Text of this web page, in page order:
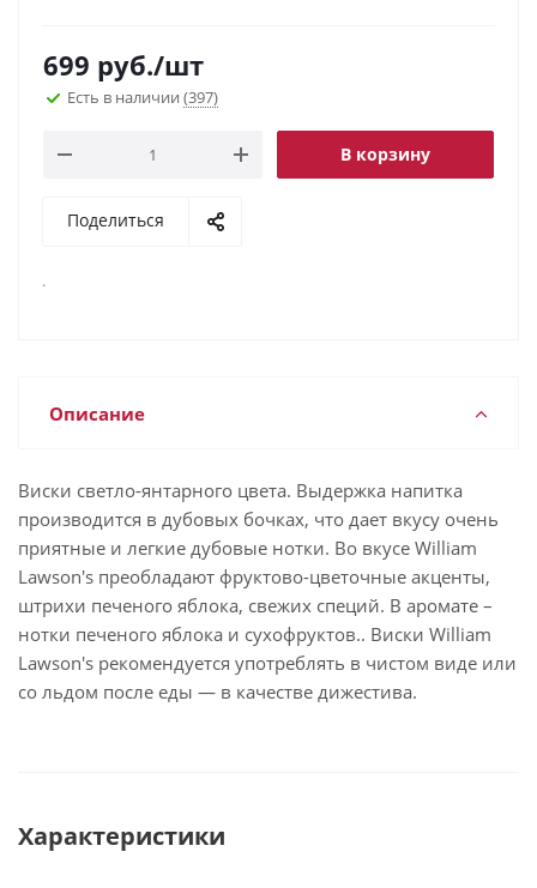
699 руб./шт
Есть в наличии (397)
В корзину
Поделиться
.
Описание
Виски светло-янтарного цвета. Выдержка напитка
производится в дубовых бочках, что дает вкусу очень
приятные и легкие дубовые нотки. Во вкусе William
Lawson's преобладают фруктово-цветочные акценты,
штрихи печеного яблока, свежих специй. В аромате –
нотки печеного яблока и сухофруктов.. Виски William
Lawson's рекомендуется употреблять в чистом виде или
со льдом после еды — в качестве дижестива.
Характеристики